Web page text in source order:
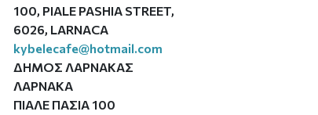
100, PIALE PASHIA STREET,
6026, LARNACA
kybelecafe@hotmail.com
ΔΗΜΟΣ ΛΑΡΝΑΚΑΣ
ΛΑΡΝΑΚΑ
ΠΙΑΛΕ ΠΑΣΙΑ 100